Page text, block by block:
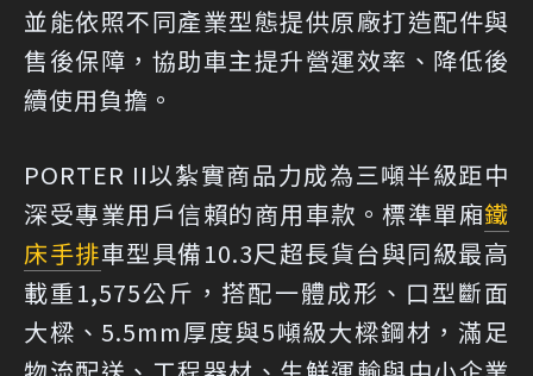
並能依照不同產業型態提供原廠打造配件與
售後保障，協助車主提升營運效率、降低後
續使用負擔。
PORTER II以紮實商品力成為三噸半級距中
深受專業用戶信賴的商用車款。標準單廂鐵
床手排車型具備10.3尺超長貨台與同級最高
載重1,575公斤，搭配一體成形、口型斷面
大樑、5.5mm厚度與5噸級大樑鋼材，滿足